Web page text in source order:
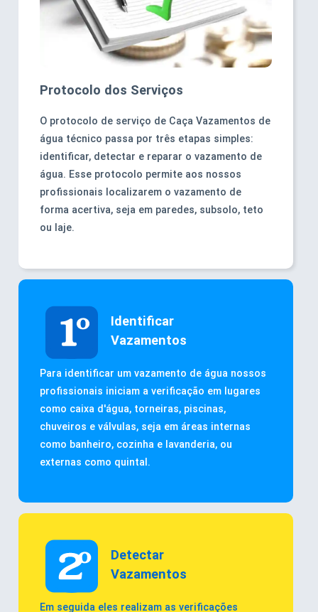
Protocolo dos Serviços
O protocolo de serviço de Caça Vazamentos de
água técnico passa por três etapas simples:
identificar, detectar e reparar o vazamento de
água. Esse protocolo permite aos nossos
profissionais localizarem o vazamento de
forma acertiva, seja em paredes, subsolo, teto
ou laje.
Identificar
Vazamentos
Para identificar um vazamento de água nossos
profissionais iniciam a verificação em lugares
como caixa d'água, torneiras, piscinas,
chuveiros e válvulas, seja em áreas internas
como banheiro, cozinha e lavanderia, ou
externas como quintal.
Detectar
Vazamentos
Em seguida eles realizam as verificações